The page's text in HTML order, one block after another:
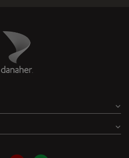
Danaher Logo